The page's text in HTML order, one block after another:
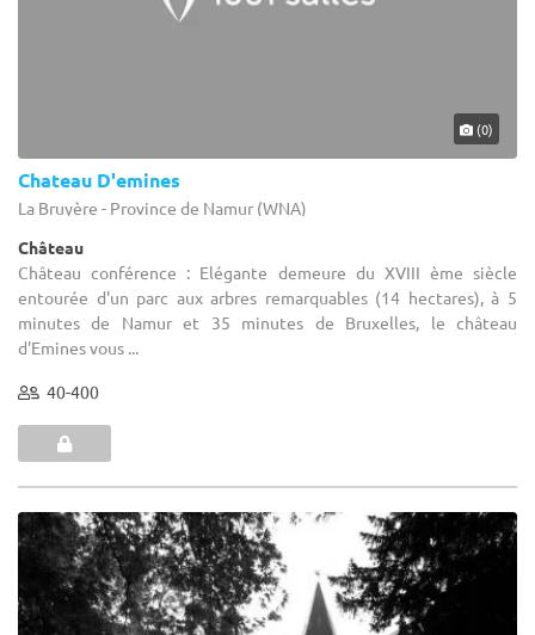
(0)
Chateau D'emines
La Bruyère - Province de Namur (WNA)
Château
Château conférence : Elégante demeure du XVIII ème siècle
entourée d'un parc aux arbres remarquables (14 hectares), à 5
minutes de Namur et 35 minutes de Bruxelles, le château
d'Emines vous ...
40-400